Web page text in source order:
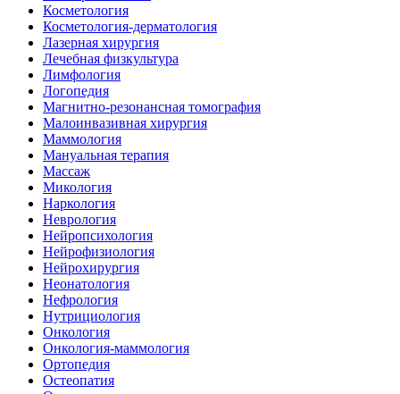
Косметология
Косметология-дерматология
Лазерная хирургия
Лечебная физкультура
Лимфология
Логопедия
Магнитно-резонансная томография
Малоинвазивная хирургия
Маммология
Мануальная терапия
Массаж
Микология
Наркология
Неврология
Нейропсихология
Нейрофизиология
Нейрохирургия
Неонатология
Нефрология
Нутрициология
Онкология
Онкология-маммология
Ортопедия
Остеопатия